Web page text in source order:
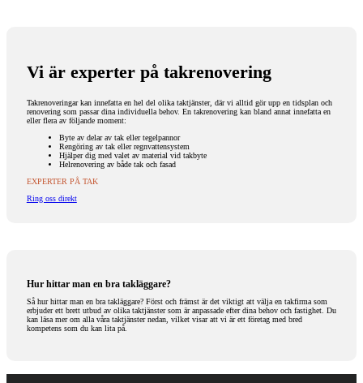
Vi är experter på takrenovering
Takrenoveringar kan innefatta en hel del olika taktjänster, där vi alltid gör upp en tidsplan och
renovering som passar dina individuella behov. En takrenovering kan bland annat innefatta en
eller flera av följande moment:
Byte av delar av tak eller tegelpannor
Rengöring av tak eller regnvattensystem
Hjälper dig med valet av material vid takbyte
Helrenovering av både tak och fasad
EXPERTER PÅ TAK
Ring oss direkt
Hur hittar man en bra takläggare?
Så hur hittar man en bra takläggare? Först och främst är det viktigt att välja en takfirma som
erbjuder ett brett utbud av olika taktjänster som är anpassade efter dina behov och fastighet. Du
kan läsa mer om alla våra taktjänster nedan, vilket visar att vi är ett företag med bred
kompetens som du kan lita på.